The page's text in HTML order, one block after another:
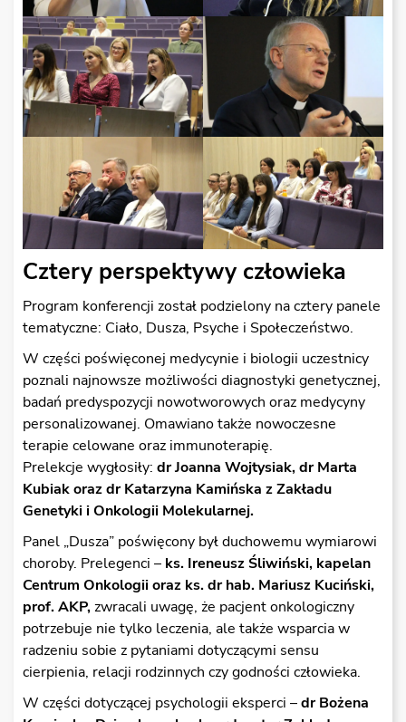
Cztery perspektywy człowieka
Program konferencji został podzielony na cztery panele
tematyczne: Ciało, Dusza, Psyche i Społeczeństwo.
W części poświęconej medycynie i biologii uczestnicy
poznali najnowsze możliwości diagnostyki genetycznej,
badań predyspozycji nowotworowych oraz medycyny
personalizowanej. Omawiano także nowoczesne
terapie celowane oraz immunoterapię.
Prelekcje wygłosiły: dr Joanna Wojtysiak, dr Marta
Kubiak oraz dr Katarzyna Kamińska z Zakładu
Genetyki i Onkologii Molekularnej.
Panel „Dusza” poświęcony był duchowemu wymiarowi
choroby. Prelegenci – ks. Ireneusz Śliwiński, kapelan
Centrum Onkologii oraz ks. dr hab. Mariusz Kuciński,
prof. AKP,zwracali uwagę, że pacjent onkologiczny
potrzebuje nie tylko leczenia, ale także wsparcia w
radzeniu sobie z pytaniami dotyczącymi sensu
cierpienia, relacji rodzinnych czy godności człowieka.
W części dotyczącej psychologii eksperci –dr Bożena